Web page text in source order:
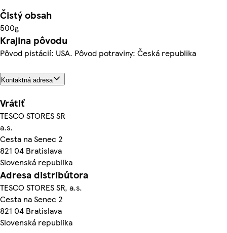
Čistý obsah
500g
Krajina pôvodu
Pôvod pistácií: USA. Pôvod potraviny: Česká republika
Kontaktná adresa
Vrátiť
TESCO STORES SR
a.s.
Cesta na Senec 2
821 04 Bratislava
Slovenská republika
Adresa distribútora
TESCO STORES SR, a.s.
Cesta na Senec 2
821 04 Bratislava
Slovenská republika